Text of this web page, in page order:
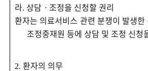
라. 상담 ㆍ 조정을 신청할 권리
환자는 의료서비스 관련 분쟁이 발생한
조정중재원 등에 상담 및 조정 신청
2. 환자의 의무